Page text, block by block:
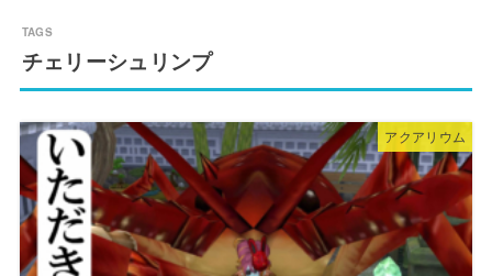
チェリーシュリンプ
アクアリウム